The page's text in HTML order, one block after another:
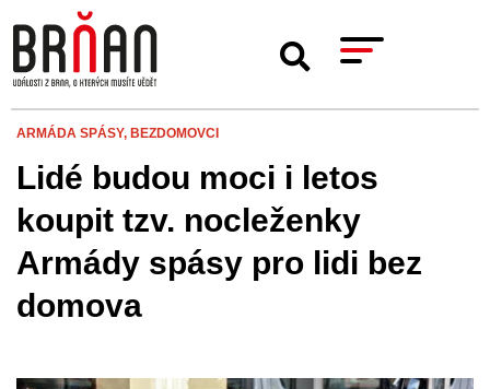
ARMÁDA SPÁSY, BEZDOMOVCI
Lidé budou moci i letos
koupit tzv. nocleženky
Armády spásy pro lidi bez
domova